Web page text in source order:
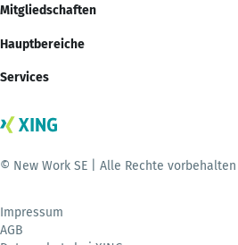
Mitgliedschaften
Hauptbereiche
Services
© New Work SE | Alle Rechte vorbehalten
Impressum
AGB